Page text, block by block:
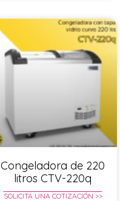
Congeladora de 220
litros CTV-220q
SOLICITA UNA COTIZACIÓN >>